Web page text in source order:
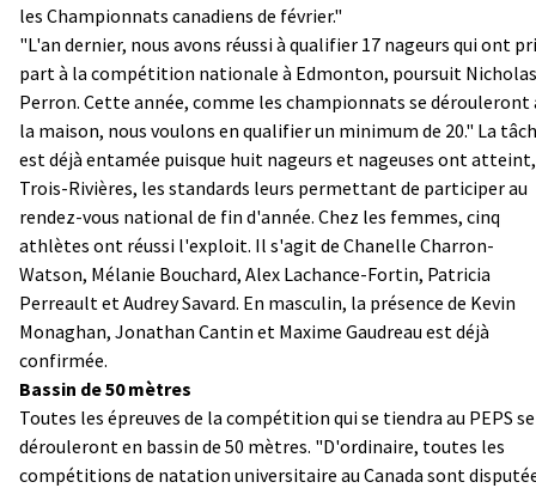
les Championnats canadiens de février."
"L'an dernier, nous avons réussi à qualifier 17 nageurs qui ont
part à la compétition nationale à Edmonton, poursuit Nicholas
Perron. Cette année, comme les championnats se dérouleront
la maison, nous voulons en qualifier un minimum de 20." La
est déjà entamée puisque huit nageurs et nageuses ont
Trois-Rivières, les standards leurs permettant de participer au
rendez-vous national de fin d'année. Chez les femmes, cinq
athlètes ont réussi l'exploit. Il s'agit de Chanelle Charron-
Watson, Mélanie Bouchard, Alex Lachance-Fortin, Patricia
Perreault et Audrey Savard. En masculin, la présence de Kevin
Monaghan, Jonathan Cantin et Maxime Gaudreau est déjà
confirmée.
Bassin de 50 mètres
Toutes les épreuves de la compétition qui se tiendra au PEPS se
dérouleront en bassin de 50 mètres. "D'ordinaire, toutes les
compétitions de natation universitaire au Canada sont